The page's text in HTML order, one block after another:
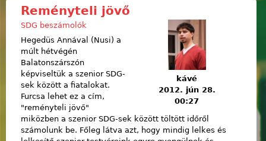
Reményteli jövő
kávé
2012. jún 28.
00:27
SDG beszámolók
Hegedüs Annával (Nusi) a
múlt hétvégén
Balatonszárszón
képviseltük a szenior SDG-
sek között a fiatalokat.
Furcsa lehet ez a cím,
"reményteli jövő"
miközben a szenior SDG-sek között töltött időről
számolunk be. Főleg látva azt, hogy mindig lelkes és